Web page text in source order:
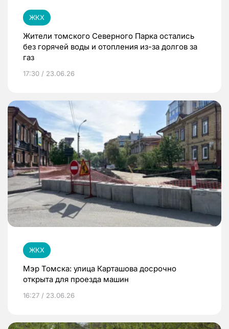
ЖКХ
Жители томского Северного Парка остались
без горячей воды и отопления из-за долгов за
газ
17:30 / 23.06.26
ЖКХ
Мэр Томска: улица Карташова досрочно
открыта для проезда машин
16:27 / 23.06.26